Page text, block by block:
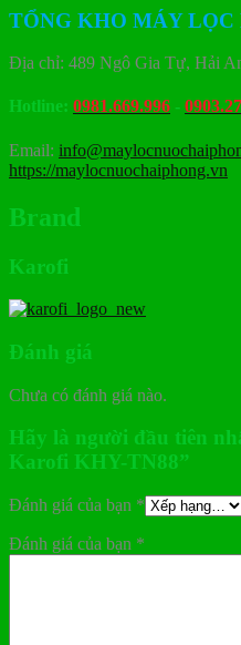
TỔNG KHO MÁY LỌC
Địa chỉ: 489 Ngô Gia Tự, Hải
Hotline: 0981.669.996 -
Email:
https://maylocnuochaiphong.vn
Brand
Karofi
Đánh giá
Chưa có đánh giá nào.
Hãy là người đầu tiên
Karofi KHY-TN88”
Đánh giá của bạn *
Đánh giá của bạn *